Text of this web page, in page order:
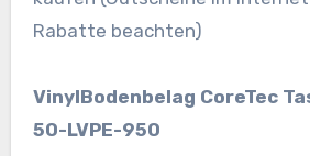
Rabatte beachten)
VinylBodenbelag CoreTec
50-LVPE-950